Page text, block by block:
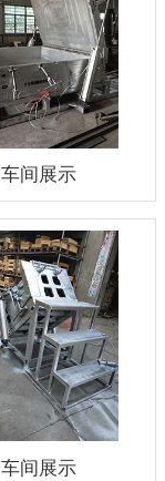
车间展示
车间展示